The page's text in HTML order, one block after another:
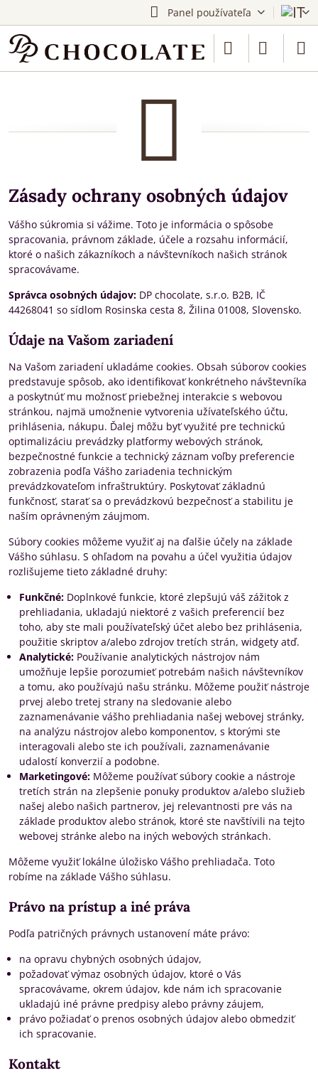
Panel používateľa
Zásady ochrany osobných údajov
Vášho súkromia si vážime. Toto je informácia o spôsobe
spracovania, právnom základe, účele a rozsahu informácií,
ktoré o našich zákazníkoch a návštevníkoch našich stránok
spracovávame.
Správca osobných údajov: DP chocolate, s.r.o. B2B, IČ
44268041 so sídlom Rosinska cesta 8, Žilina 01008, Slovensko.
Údaje na Vašom zariadení
Na Vašom zariadení ukladáme cookies. Obsah súborov cookies
predstavuje spôsob, ako identifikovať konkrétneho návštevníka
a poskytnúť mu možnosť priebežnej interakcie s webovou
stránkou, najmä umožnenie vytvorenia užívateľského účtu,
prihlásenia, nákupu. Ďalej môžu byť využité pre technickú
optimalizáciu prevádzky platformy webových stránok,
bezpečnostné funkcie a technický záznam voľby preferencie
zobrazenia podľa Vášho zariadenia technickým
prevádzkovateľom infraštruktúry. Poskytovať základnú
funkčnosť, starať sa o prevádzkovú bezpečnosť a stabilitu je
naším oprávneným záujmom.
Súbory cookies môžeme využiť aj na ďalšie účely na základe
Vášho súhlasu. S ohľadom na povahu a účel využitia údajov
rozlišujeme tieto základné druhy:
Funkčné: Doplnkové funkcie, ktoré zlepšujú váš zážitok z
prehliadania, ukladajú niektoré z vašich preferencií bez
toho, aby ste mali používateľský účet alebo bez prihlásenia,
použitie skriptov a/alebo zdrojov tretích strán, widgety atď.
Analytické: Používanie analytických nástrojov nám
umožňuje lepšie porozumieť potrebám našich návštevníkov
a tomu, ako používajú našu stránku. Môžeme použiť nástroje
prvej alebo tretej strany na sledovanie alebo
zaznamenávanie vášho prehliadania našej webovej stránky,
na analýzu nástrojov alebo komponentov, s ktorými ste
interagovali alebo ste ich používali, zaznamenávanie
udalostí konverzií a podobne.
Marketingové: Môžeme používať súbory cookie a nástroje
tretích strán na zlepšenie ponuky produktov a/alebo služieb
našej alebo našich partnerov, jej relevantnosti pre vás na
základe produktov alebo stránok, ktoré ste navštívili na tejto
webovej stránke alebo na iných webových stránkach.
Môžeme využiť lokálne úložisko Vášho prehliadača. Toto
robíme na základe Vášho súhlasu.
Právo na prístup a iné práva
Podľa patričných právnych ustanovení máte právo:
na opravu chybných osobných údajov,
požadovať výmaz osobných údajov, ktoré o Vás
spracovávame, okrem údajov, kde nám ich spracovanie
ukladajú iné právne predpisy alebo právny záujem,
právo požiadať o prenos osobných údajov alebo obmedziť
ich spracovanie.
Kontakt